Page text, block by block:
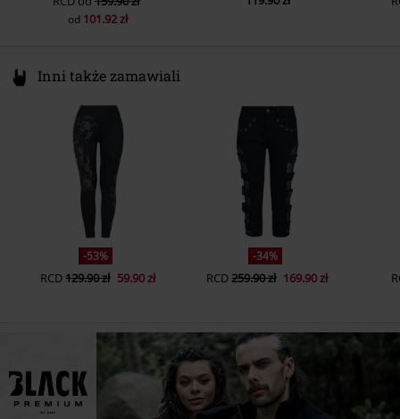
od 101.92 zł
Inni także zamawiali
-53%
RCD129.90 zł 59.90 zł
-34%
RCD259.90 zł 169.90 zł